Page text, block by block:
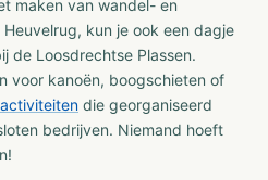
maken van wandel- en
kun je ook een dagje
de Loosdrechtse Plassen.
voor kanoën, boogschieten of
die georganiseerd
bedrijven. Niemand hoeft